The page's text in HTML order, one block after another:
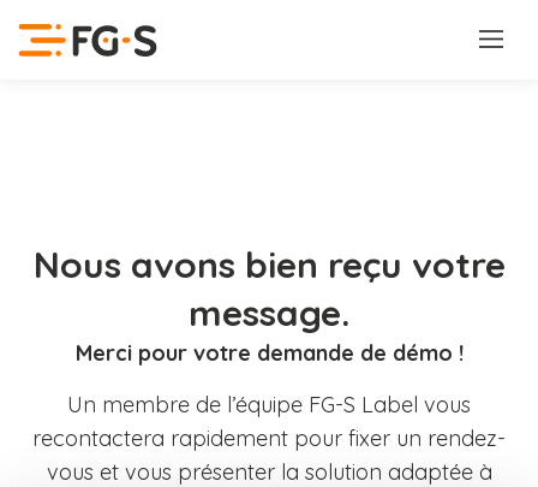
Nous avons bien reçu votre
message.
Merci pour votre demande de démo !
Un membre de l’équipe FG-S Label vous
recontactera rapidement pour fixer un rendez-
vous et vous présenter la solution adaptée à